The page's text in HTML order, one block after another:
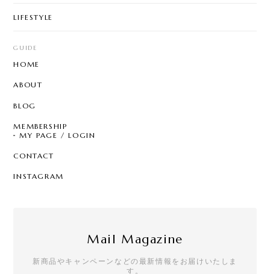
LIFESTYLE
GUIDE
HOME
ABOUT
BLOG
MEMBERSHIP
MY PAGE / LOGIN
CONTACT
INSTAGRAM
Mail Magazine
新商品やキャンペーンなどの最新情報をお届けいたしま
す。